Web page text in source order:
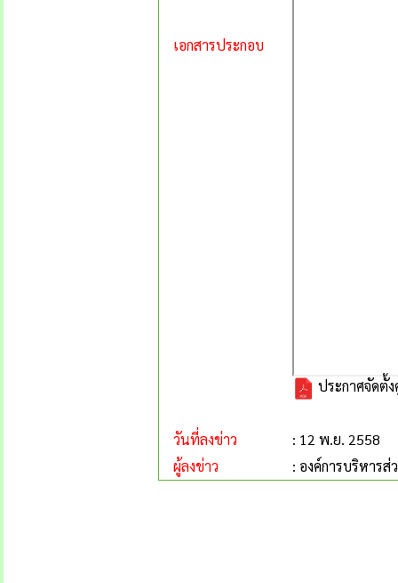
เอกสารประกอบ
ประกาศจัดตั้
วันที่ลงข่าว
: 12 พ.ย. 2558
ผู้ลงข่าว
: องค์การบริหาร